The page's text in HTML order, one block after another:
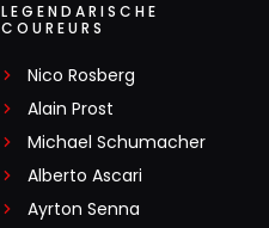
LEGENDARISCHE
COUREURS
Nico Rosberg
Alain Prost
Michael Schumacher
Alberto Ascari
Ayrton Senna